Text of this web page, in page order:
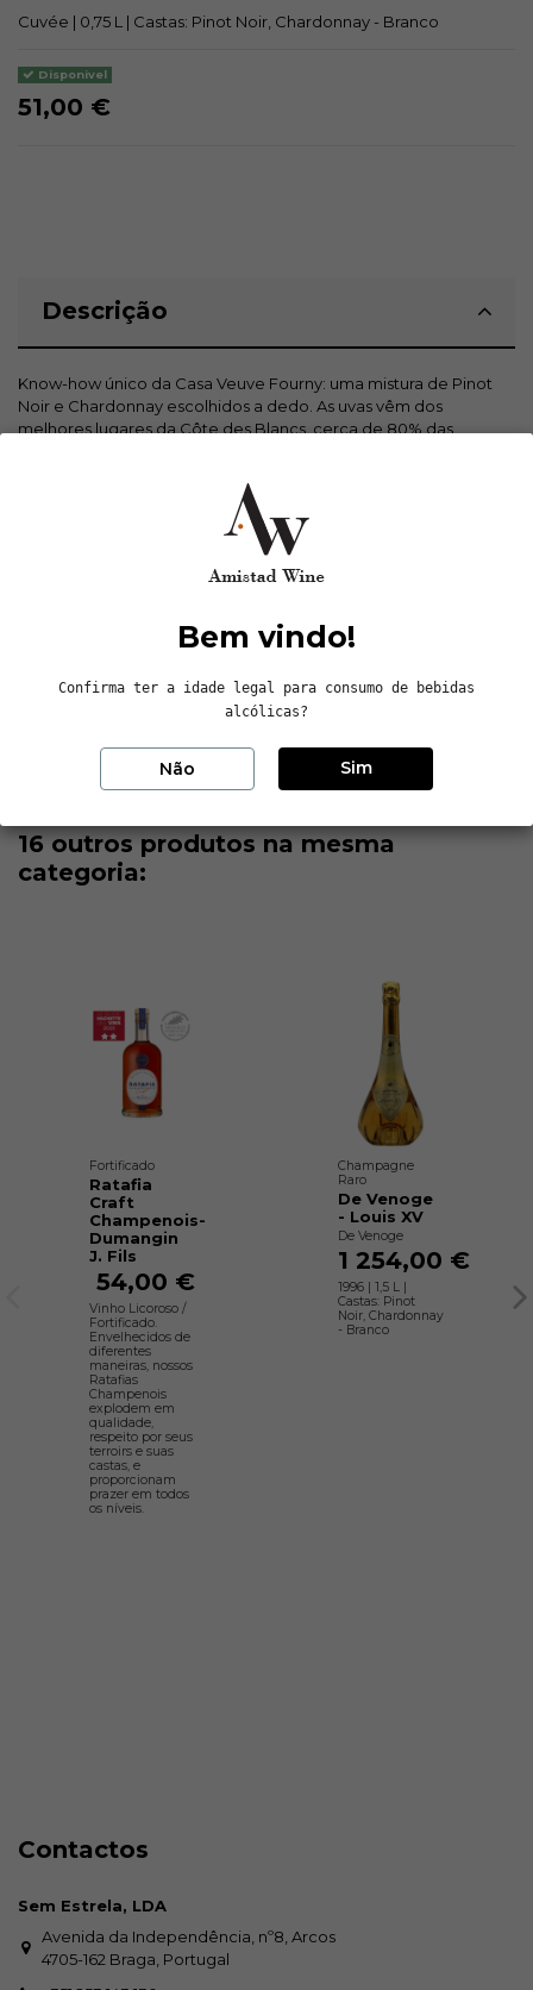
Cuvée | 0,75 L | Castas: Pinot Noir, Chardonnay - Branco
Disponivel
51,00 €
Descrição
Know-how único da Casa Veuve Fourny: uma mistura de Pinot
Noir e Chardonnay escolhidos a dedo. As uvas vêm dos
melhores lugares da Côte des Blancs. cerca de 80% das
de 7 meses sobre as borras sem adição de sulfitos. Uma mistura
de três anos consecutivos. onde 40% é dos vinhos reserva.
guardados em barricas de carvalho francês. O envelhecimento
um temperatura baixa e constante.
Dados do produto
16 outros produtos na mesma
categoria:
Fortificado
Ratafia
Craft
Champenois-
Dumangin
J. Fils
54,00 €
Vinho Licoroso /
Fortificado.
Envelhecidos de
diferentes
maneiras, nossos
Ratafias
Champenois
explodem em
qualidade,
respeito por seus
terroirs e suas
castas, e
proporcionam
prazer em todos
os níveis.
Champagne
Raro
De Venoge
- Louis XV
De Venoge
1 254,00 €
1996 | 1,5 L |
Castas: Pinot
Noir, Chardonnay
- Branco
Contactos
Sem Estrela, LDA
Avenida da Independência, nº8, Arcos
4705-162 Braga, Portugal
Bem vindo!
Confirma ter a idade legal para consumo de bebidas
alcólicas?
Não Sim